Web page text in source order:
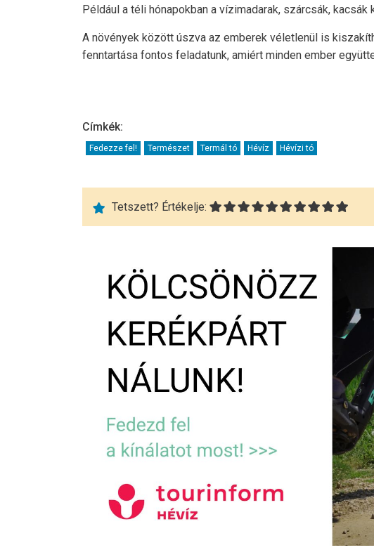
Például a téli hónapokban a vízimadarak, szárcsák,
A növények között úszva az emberek véletlenül is
fenntartása fontos feladatunk, amiért minden ember
Címkék:
Fedezze fel! Természet Termál tó Hévíz Hévízi tó
Tetszett? Értékelje: